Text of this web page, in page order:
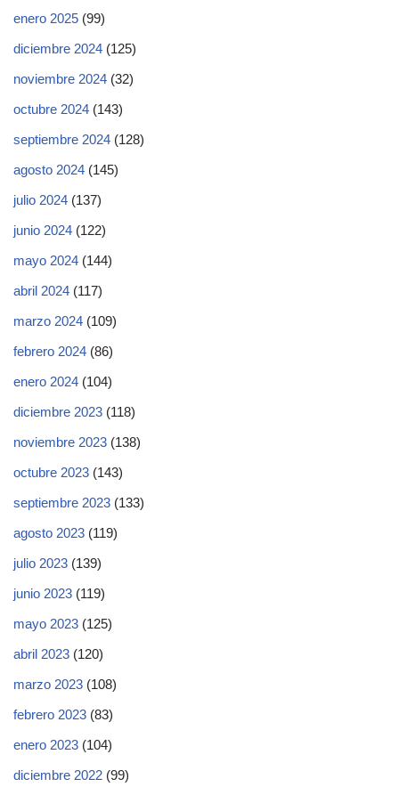
enero 2025 (99)
diciembre 2024 (125)
noviembre 2024 (32)
octubre 2024 (143)
septiembre 2024 (128)
agosto 2024 (145)
julio 2024 (137)
junio 2024 (122)
mayo 2024 (144)
abril 2024 (117)
marzo 2024 (109)
febrero 2024 (86)
enero 2024 (104)
diciembre 2023 (118)
noviembre 2023 (138)
octubre 2023 (143)
septiembre 2023 (133)
agosto 2023 (119)
julio 2023 (139)
junio 2023 (119)
mayo 2023 (125)
abril 2023 (120)
marzo 2023 (108)
febrero 2023 (83)
enero 2023 (104)
diciembre 2022 (99)